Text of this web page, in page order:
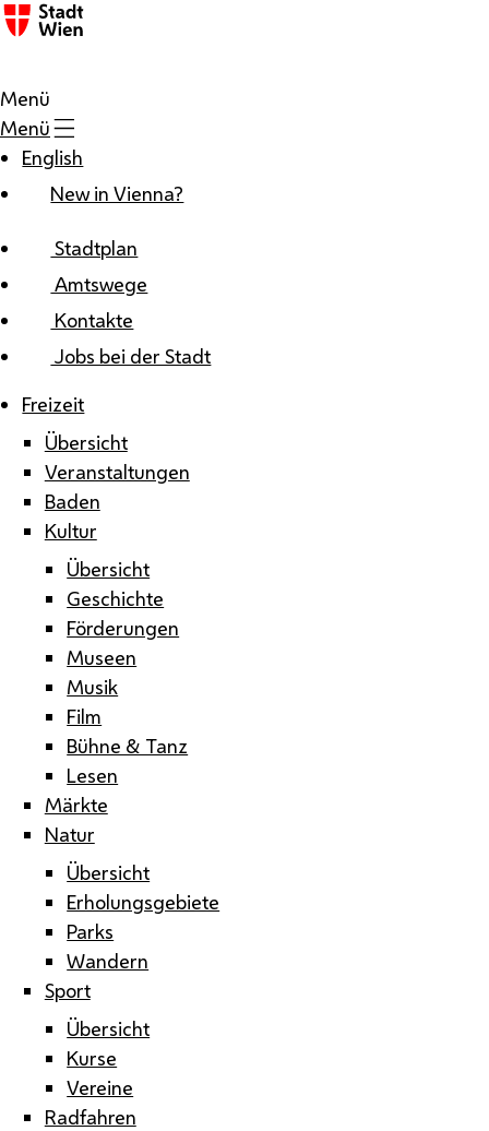
Zum Inhalt
Menü
Menü
English
New in Vienna?
Stadtplan
Amtswege
Kontakte
Jobs bei der Stadt
Freizeit
Übersicht
Veranstaltungen
Baden
Kultur
Übersicht
Geschichte
Förderungen
Museen
Musik
Film
Bühne & Tanz
Lesen
Märkte
Natur
Übersicht
Erholungsgebiete
Parks
Wandern
Sport
Übersicht
Kurse
Vereine
Radfahren